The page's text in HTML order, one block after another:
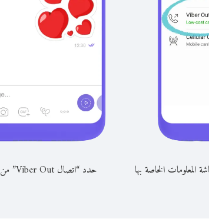
الخاصة بها حدد “اتصال Viber Out” من عنوان المحادثة